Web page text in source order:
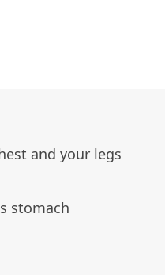
and your legs
stomach